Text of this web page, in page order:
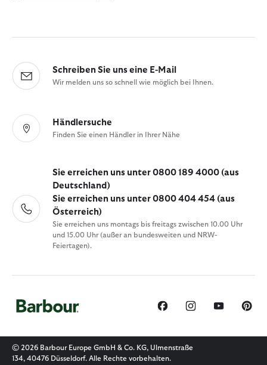
Schreiben Sie uns eine E-Mail
Wir melden uns so schnell wie möglich bei Ihnen.
Händlersuche
Finden Sie einen Händler in Ihrer Nähe
Sie erreichen uns unter 0800 189 4000 (aus
Deutschland)
Sie erreichen uns unter 0800 404 454 (aus
Österreich)
Sie erreichen uns montags bis freitags zwischen 10.00 Uhr
und 15.00 Uhr (außer an bundesweiten und NRW-
Feiertagen).
© 2026 Barbour Europe GmbH & Co. KG, Ulmenstraße
134, 40476 Düsseldorf. Alle Rechte vorbehalten.